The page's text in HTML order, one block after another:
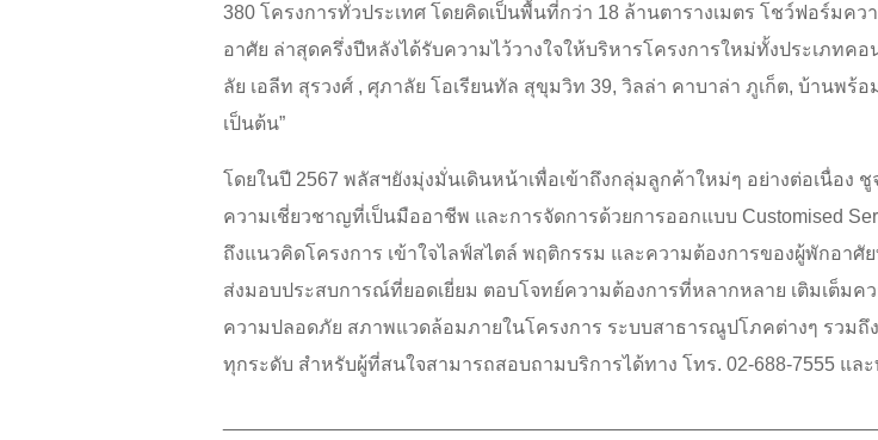
380 โครงการทั่วประเทศ โดยคิดเป็นพื้นที่กว่า 18 ล้านตารางเมตร โชว์ฟอร์มค
อาศัย ล่าสุดครึ่งปีหลังได้รับความไว้วางใจให้บริหารโครงการใหม่ทั้งประเภทค
ลัย เอลีท สุรวงศ์ , ศุภาลัย โอเรียนทัล สุขุมวิท 39, วิลล่า คาบาล่า ภูเก็ต, บ้านพร้
เป็นต้น”
โดยในปี 2567 พลัสฯยังมุ่งมั่นเดินหน้าเพื่อเข้าถึงกลุ่มลูกค้าใหม่ๆ อย่างต่อเนื่อง
ความเชี่ยวชาญที่เป็นมืออาชีพ และการจัดการด้วยการออกแบบ Customised
ถึงแนวคิดโครงการ เข้าใจไลฟ์สไตล์ พฤติกรรม และความต้องการของผู้พักอา
ส่งมอบประสบการณ์ที่ยอดเยี่ยม ตอบโจทย์ความต้องการที่หลากหลาย เติมเต็ม
ความปลอดภัย สภาพแวดล้อมภายในโครงการ ระบบสาธารณูปโภคต่างๆ รวม
ทุกระดับ สำหรับผู้ที่สนใจสามารถสอบถามบริการได้ทาง โทร. 02-688-7555 และ